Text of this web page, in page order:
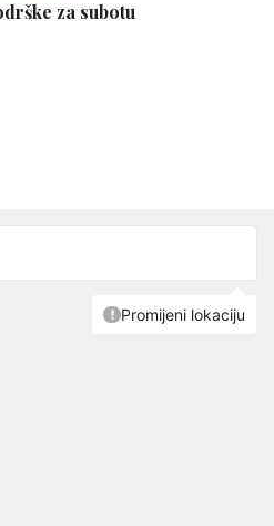
za subotu